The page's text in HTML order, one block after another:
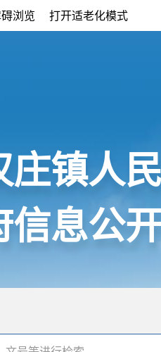
浏览 打开适老化模式
庄镇人
信息公